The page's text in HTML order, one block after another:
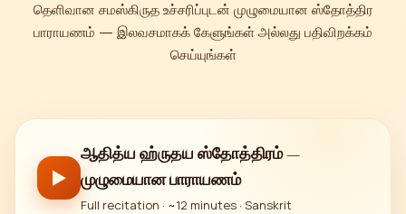
தெளிவான சமஸ்கிருத உச்சரிப்புடன் முழுமையான ஸ்தோத்திர
பாராயணம் — இலவசமாகக் கேளுங்கள் அல்லது பதிவிறக்கம்
செய்யுங்கள்
▶
ஆதித்ய ஹ்ருதய ஸ்தோத்திரம் —
முழுமையான பாராயணம்
Full recitation · ~12 minutes · Sanskrit